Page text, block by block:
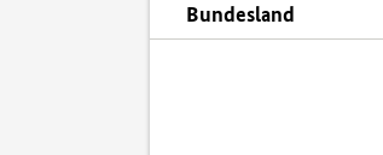
Bundesland